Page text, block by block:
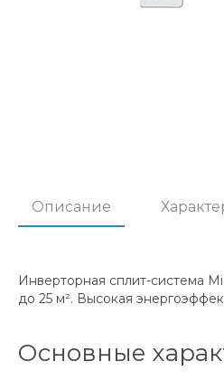
Описание
Инверторная сплит-система
до 25 м². Высокая
Основные